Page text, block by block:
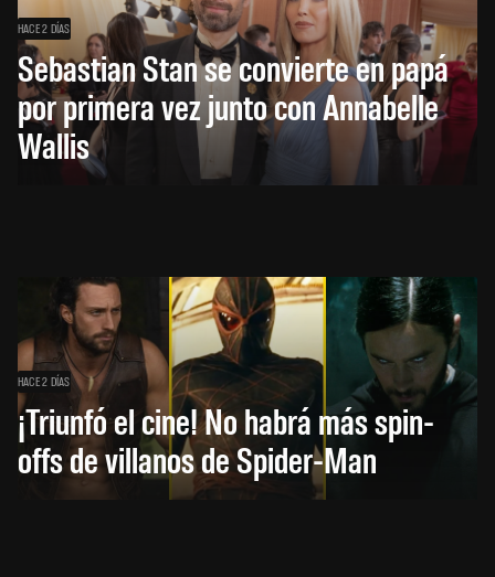
HACE 2 DÍAS
Sebastian Stan se convierte en papá
por primera vez junto con Annabelle
Wallis
HACE 2 DÍAS
¡Triunfó el cine! No habrá más spin-
offs de villanos de Spider-Man